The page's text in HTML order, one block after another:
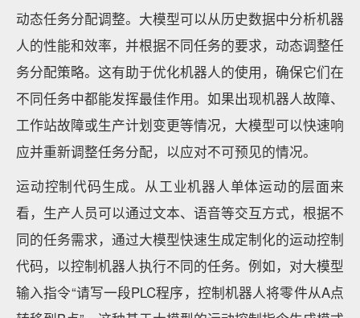
动态任务分配调整。大模型可以从历史数据中分析机器
人的性能和效率，并根据不同任务的要求，动态调整任
务分配策略。这有助于优化机器人的使用，确保它们在
不同任务中都能发挥最佳作用。如果出现机器人故障、
工作站故障或生产计划变更等情况，大模型可以快速响
应并重新调整任务分配，以应对不可预见的情况。
运动控制代码生成。从工业机器人单体运动的层面来
看，生产人员可以通过文本、语音等交互方式，根据不
同的任务需求，通过大模型快速生成定制化的运动控制
代码，以控制机器人执行不同的任务。例如，对大模型
输入指令“请写一段PLC程序，控制机器人将零件从A点